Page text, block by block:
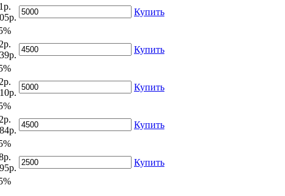
Купить
Купить
Купить
Купить
Купить